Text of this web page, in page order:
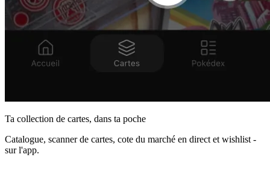
Ta collection de cartes, dans ta poche
Catalogue, scanner de cartes, cote du marché en direct et wishlist -
sur l'app.